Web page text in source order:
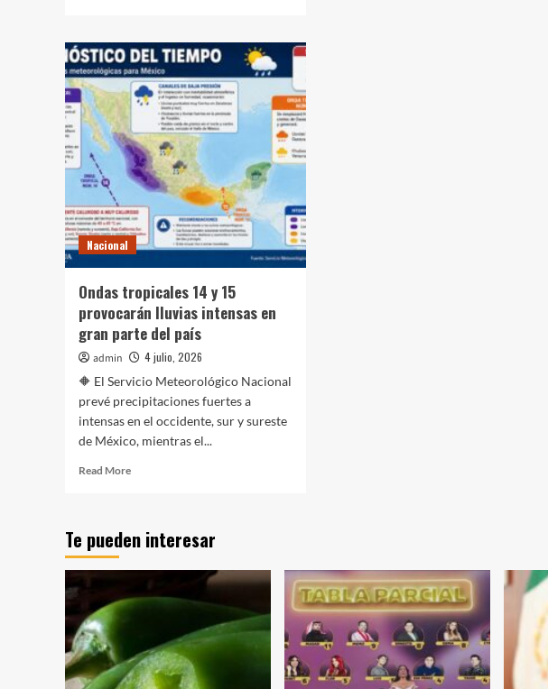
‘Juega
como
el
10’:
CdMx
comparte
recomendaciones
para
disfrutar
con
seguridad
festejos
del
Nacional
Ondas tropicales 14 y 15
provocarán lluvias intensas en
gran parte del país
admin
4 julio, 2026
🔶 El Servicio Meteorológico Nacional
prevé precipitaciones fuertes a
intensas en el occidente, sur y sureste
de México, mientras el...
Read MoreRead
tropicales
y
provocarán
intensas
en
gran
Te pueden interesar